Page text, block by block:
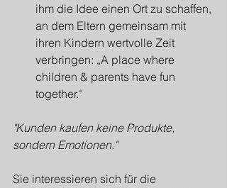
ihm die Idee einen Ort zu schaffen,
an dem Eltern gemeinsam mit
ihren Kindern wertvolle Zeit
verbringen: „A place where
children & parents have fun
together.“
"Kunden kaufen keine Produkte,
sondern Emotionen."
Sie interessieren sich für die